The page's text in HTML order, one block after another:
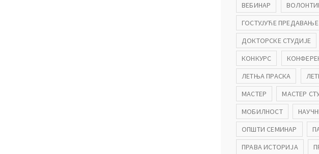
ВЕБИНАР
ГОСТУЈУЋЕ ПРЕДАВАЊЕ
ДОКТОРСКЕ СТУДИЈЕ
КОНКУРС
ЛЕТЊА ПРАСКА
МАСТЕР
МАСТЕР
МОБИЛНОСТ
ОПШТИ СЕМИНАР
ПРАВА ИСТОРИЈА